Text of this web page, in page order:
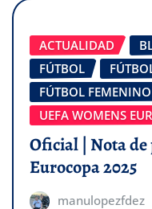
ACTUALIDAD
FÚTBOL
FÚTBOL FEMENINO
UEFA WOMENS
Oficial | Nota de
Eurocopa 2025
manulopezfdez